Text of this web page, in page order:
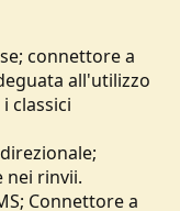
connettore a
all'utilizzo
classici
rinvii.
Connettore a